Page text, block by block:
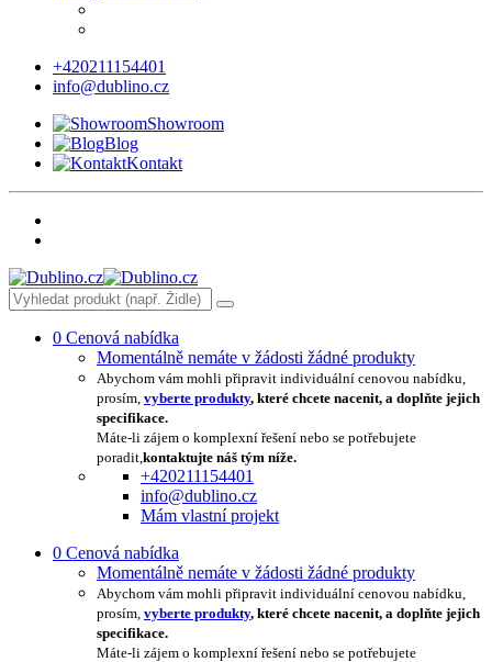
+420211154401
info@dublino.cz
Showroom
Blog
Kontakt
0 Cenová nabídka
Momentálně nemáte v žádosti žádné produkty
Abychom vám mohli připravit individuální cenovou nabídku,
prosím, vyberte produkty, které chcete nacenit, a doplňte jejich
specifikace.
Máte-li zájem o komplexní řešení nebo se potřebujete
poradit,kontaktujte náš tým níže.
+420211154401
info@dublino.cz
Mám vlastní projekt
0 Cenová nabídka
Momentálně nemáte v žádosti žádné produkty
Abychom vám mohli připravit individuální cenovou nabídku,
prosím, vyberte produkty, které chcete nacenit, a doplňte jejich
specifikace.
Máte-li zájem o komplexní řešení nebo se potřebujete